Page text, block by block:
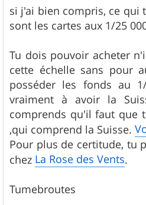
g
e
si j'ai bien compris, ce qui
sont les cartes aux 1/25
Tu dois pouvoir acheter
cette échelle sans pour
posséder les fonds au
vraiment à avoir la
comprends qu'il faut que
,qui comprend la Suisse.
Pour plus de certitude, tu
chez La Rose des Vents.
Tumebroutes